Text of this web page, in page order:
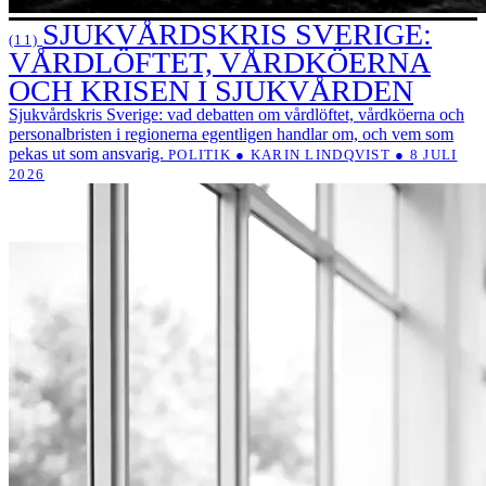
(11) SJUKVÅRDSKRIS SVERIGE:
VÅRDLÖFTET, VÅRDKÖERNA
OCH KRISEN I SJUKVÅRDEN
Sjukvårdskris Sverige: vad debatten om vårdlöftet, vårdköerna och
personalbristen i regionerna egentligen handlar om, och vem som
pekas ut som ansvarig. POLITIK ● KARIN LINDQVIST ● 8 JULI
2026